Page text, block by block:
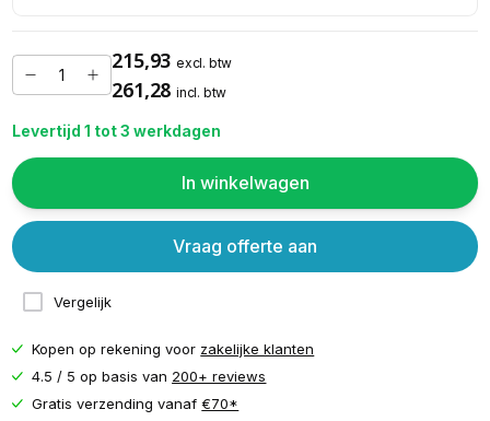
215,93 excl. btw
261,28 incl. btw
Levertijd 1 tot 3 werkdagen
In winkelwagen
Vergelijk
Vraag offerte aan
Kopen op rekening voor zakelijke klanten
4.5 / 5 op basis van 200+ reviews
Gratis verzending vanaf€70*